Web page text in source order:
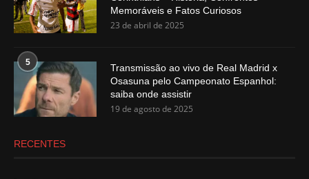
Memoráveis e Fatos Curiosos
23 de abril de 2025
5
Transmissão ao vivo de Real Madrid x
Osasuna pelo Campeonato Espanhol:
saiba onde assistir
19 de agosto de 2025
RECENTES